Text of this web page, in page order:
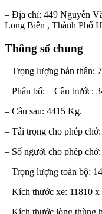
– Địa chỉ: 449 Nguyễn
Long Biên , Thành Phố
Thông số chung
– Trọng lượng bản thân:
– Phân bố: – Cầu trước:
– Cầu sau: 4415 Kg.
– Tải trọng cho phép chở:
– Số người cho phép
– Trọng lượng toàn bộ:
– Kích thước xe: 11810 x